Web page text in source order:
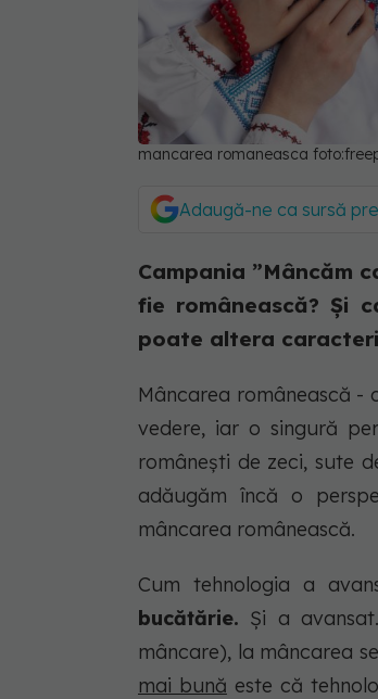
mancarea romaneasca
Adaugă-ne ca sursă
Campania ”Mâncăm
fie românească? Și
poate altera
Mâncarea românească -
vedere, iar o singură
românești de zeci, sute
adăugăm încă o
mâncarea românească.
Cum tehnologia a
bucătărie. Și a avansat.
mâncare), la mâncarea
mai bună este că